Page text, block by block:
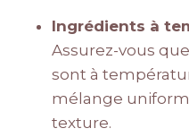
Ingrédients à
Assurez-vous
sont à
mélange
texture.